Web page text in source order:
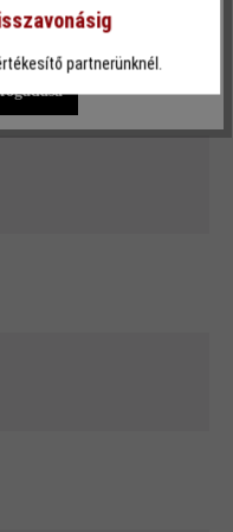
cookie elfogadása
partnerünknél.